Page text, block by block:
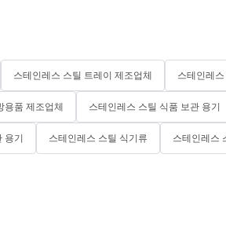
스테인레스 스틸 트레이 제조업체 스테인레
용품 제조업체 스테인레스 스틸 식품 보관 용기
용기 스테인레스 스틸 식기류 스테인레스